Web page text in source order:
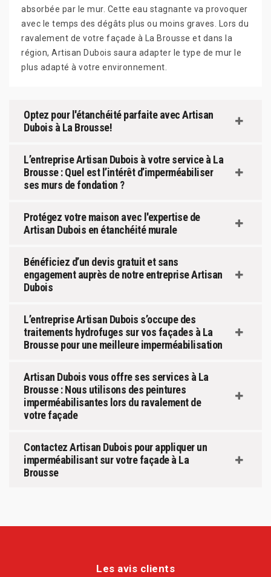
absorbée par le mur. Cette eau stagnante va provoquer
avec le temps des dégâts plus ou moins graves. Lors du
ravalement de votre façade à La Brousse et dans la
région, Artisan Dubois saura adapter le type de mur le
plus adapté à votre environnement.
Optez pour l'étanchéité parfaite avec Artisan
Dubois à La Brousse!
L’entreprise Artisan Dubois à votre service à La
Brousse : Quel est l’intérêt d’imperméabiliser
ses murs de fondation ?
Protégez votre maison avec l'expertise de
Artisan Dubois en étanchéité murale
Bénéficiez d’un devis gratuit et sans
engagement auprès de notre entreprise Artisan
Dubois
L’entreprise Artisan Dubois s’occupe des
traitements hydrofuges sur vos façades à La
Brousse pour une meilleure imperméabilisation
Artisan Dubois vous offre ses services à La
Brousse : Nous utilisons des peintures
imperméabilisantes lors du ravalement de
votre façade
Contactez Artisan Dubois pour appliquer un
imperméabilisant sur votre façade à La
Brousse
Les avis clients